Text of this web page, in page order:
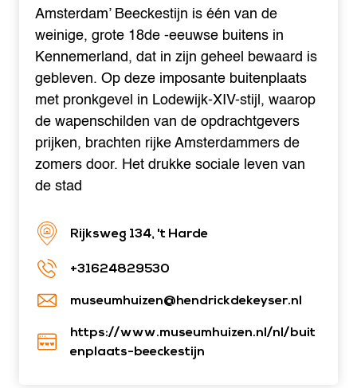
Amsterdam’ Beeckestijn is één van de
weinige, grote 18de -eeuwse buitens in
Kennemerland, dat in zijn geheel bewaard is
gebleven. Op deze imposante buitenplaats
met pronkgevel in Lodewijk-XIV-stijl, waarop
de wapenschilden van de opdrachtgevers
prijken, brachten rijke Amsterdammers de
zomers door. Het drukke sociale leven van
de stad
Rijksweg 134, 't Harde
+31624829530
museumhuizen@hendrickdekeyser.nl
https://www.museumhuizen.nl/nl/buit
enplaats-beeckestijn